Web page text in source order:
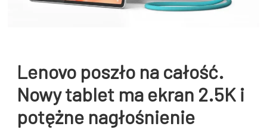
Lenovo poszło na całość.
Nowy tablet ma ekran 2.5K i
potężne nagłośnienie